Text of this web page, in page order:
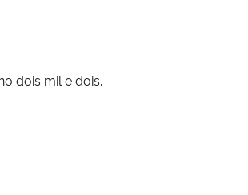
dois mil e dois.